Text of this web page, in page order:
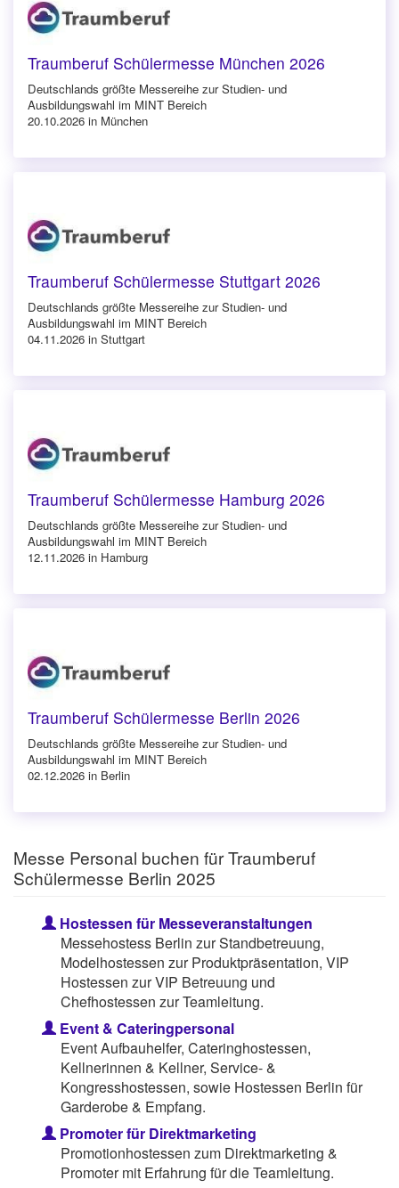
Traumberuf Schülermesse München 2026
Deutschlands größte Messereihe zur Studien- und
Ausbildungswahl im MINT Bereich
20.10.2026 in München
Traumberuf Schülermesse Stuttgart 2026
Deutschlands größte Messereihe zur Studien- und
Ausbildungswahl im MINT Bereich
04.11.2026 in Stuttgart
Traumberuf Schülermesse Hamburg 2026
Deutschlands größte Messereihe zur Studien- und
Ausbildungswahl im MINT Bereich
12.11.2026 in Hamburg
Traumberuf Schülermesse Berlin 2026
Deutschlands größte Messereihe zur Studien- und
Ausbildungswahl im MINT Bereich
02.12.2026 in Berlin
Messe Personal buchen für Traumberuf
Schülermesse Berlin 2025
Hostessen für Messeveranstaltungen
Messehostess Berlin zur Standbetreuung,
Modelhostessen zur Produktpräsentation, VIP
Hostessen zur VIP Betreuung und
Chefhostessen zur Teamleitung.
Event & Cateringpersonal
Event Aufbauhelfer, Cateringhostessen,
Kellnerinnen & Kellner, Service- &
Kongresshostessen, sowie Hostessen Berlin für
Garderobe & Empfang.
Promoter für Direktmarketing
Promotionhostessen zum Direktmarketing &
Promoter mit Erfahrung für die Teamleitung.